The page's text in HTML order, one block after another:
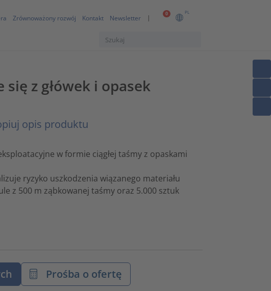
0 PL
Zrównoważony rozwój Kontakt Newsletter
z główek i opasek
opis produktu
w formie ciągłej taśmy z opaskami
ryzyko uszkodzenia wiązanego materiału
z 500 m ząbkowanej taśmy oraz 5.000 sztuk
Prośba o ofertę